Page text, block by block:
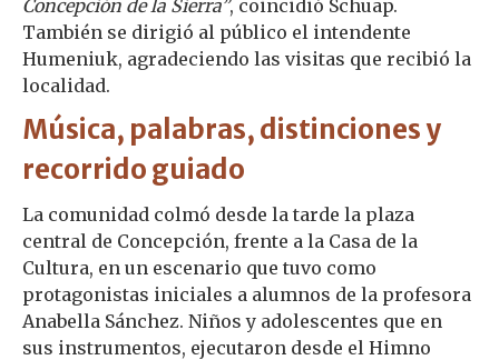
Concepción de la Sierra”, coincidió Schuap.
También se dirigió al público el intendente
Humeniuk, agradeciendo las visitas que recibió la
localidad.
Música, palabras, distinciones y
recorrido guiado
La comunidad colmó desde la tarde la plaza
central de Concepción, frente a la Casa de la
Cultura, en un escenario que tuvo como
protagonistas iniciales a alumnos de la profesora
Anabella Sánchez. Niños y adolescentes que en
sus instrumentos, ejecutaron desde el Himno